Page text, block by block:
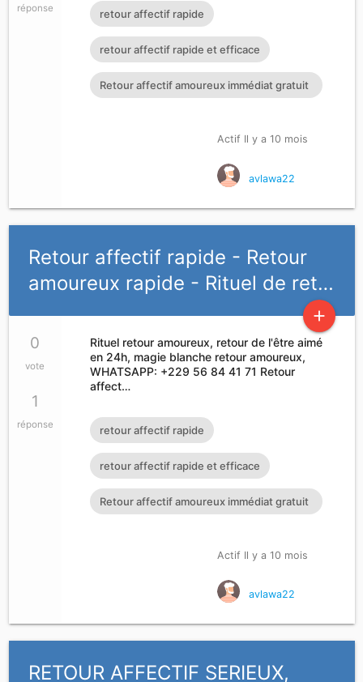
réponse retour affectif rapide
retour affectif rapide et efficace
Retour affectif amoureux immédiat gratuit
Actif Il y a 10 mois
avlawa22
Retour affectif rapide - Retour
amoureux rapide - Rituel de ret…
add
0
vote
1
réponse
Rituel retour amoureux, retour de l'être aimé
en 24h, magie blanche retour amoureux,
WHATSAPP: +229 56 84 41 71 Retour
affect…
retour affectif rapide
retour affectif rapide et efficace
Retour affectif amoureux immédiat gratuit
Actif Il y a 10 mois
avlawa22
RETOUR AFFECTIF SERIEUX,